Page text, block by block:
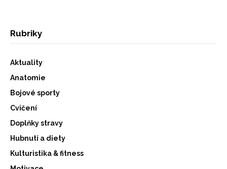
Rubriky
Aktuality
Anatomie
Bojové sporty
Cvičení
Doplňky stravy
Hubnutí a diety
Kulturistika & fitness